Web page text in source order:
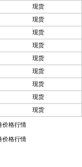
现货
现货
现货
现货
现货
现货
现货
现货
现货
价格行情
价格行情